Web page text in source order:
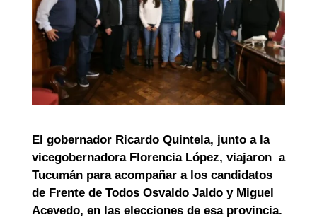
El gobernador Ricardo Quintela, junto a la
vicegobernadora Florencia López, viajaron a
Tucumán para acompañar a los candidatos
de Frente de Todos Osvaldo Jaldo y Miguel
Acevedo, en las elecciones de esa provincia.